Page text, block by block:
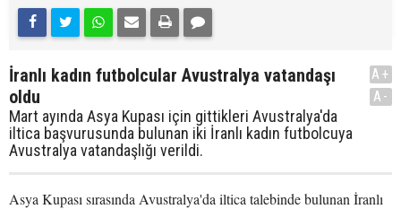
İranlı kadın futbolcular Avustralya vatandaşı
oldu
Mart ayında Asya Kupası için gittikleri Avustralya'da
iltica başvurusunda bulunan iki İranlı kadın futbolcuya
Avustralya vatandaşlığı verildi.
A+
A-
Asya Kupası sırasında Avustralya'da iltica talebinde bulunan İranlı